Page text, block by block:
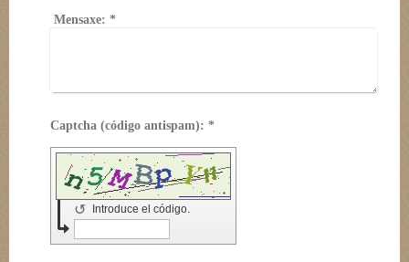
Mensaxe: *
Captcha (código antispam): *
Introduce el código.
↺